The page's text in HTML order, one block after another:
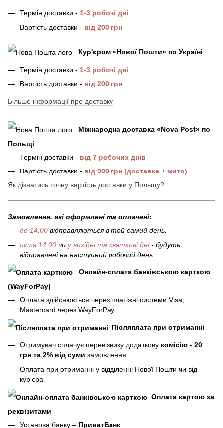
Термін доставки - 1-3 робочі дні
Вартість доставки - від 200 грн
Кур'єром «Нової Пошти» по Україні
Термін доставки - 1-3 робочі дні
Вартість доставки - від 200 грн
Більше інформації про доставку
Міжнародна доставка «Nova Post» по
Польщі
Термін доставки - від 7 робочих днів
Вартість доставки - від 900 грн (доставка + мито)
Як дізнатись точну вартість доставки у Польщу?
Замовлення, які оформлені та оплачені:
до 14:00 відправляються в той самий день.
після 14:00 чи у вихідні та святкові дні- будуть
відправлені на наступний робочий день.
Онлайн-оплата банківською карткою
(WayForPay)
Оплата здійснюється через платіжні системи Visa,
Mastercard через WayForPay.
Післяплата при отриманні
Отримувач сплачує перевізнику додаткову комісію - 20
грн та 2% від суми замовлення
Оплата при отриманні у відділенні Нової Пошти чи від
кур'єра
Оплата картою за
реквізитами
Установа банку – ПриватБанк